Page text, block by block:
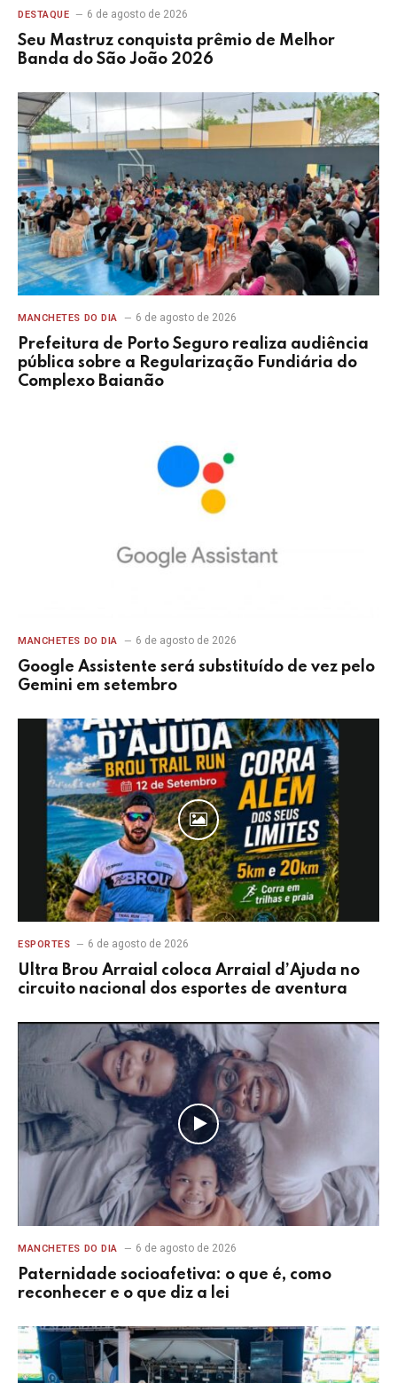
DESTAQUE 6 de agosto de 2026
Seu Mastruz conquista prêmio de Melhor
Banda do São João 2026
MANCHETES DO DIA 6 de agosto de 2026
Prefeitura de Porto Seguro realiza audiência
pública sobre a Regularização Fundiária do
Complexo Baianão
MANCHETES DO DIA 6 de agosto de 2026
Google Assistente será substituído de vez pelo
Gemini em setembro
ESPORTES 6 de agosto de 2026
Ultra Brou Arraial coloca Arraial d’Ajuda no
circuito nacional dos esportes de aventura
MANCHETES DO DIA 6 de agosto de 2026
Paternidade socioafetiva: o que é, como
reconhecer e o que diz a lei